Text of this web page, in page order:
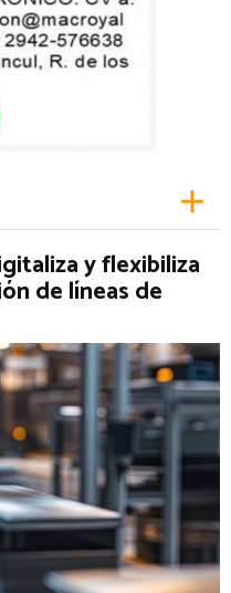
y flexibiliza
de líneas de